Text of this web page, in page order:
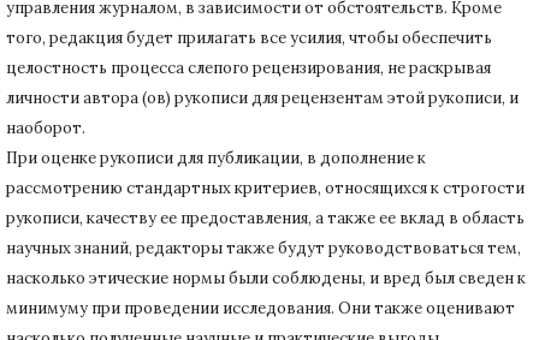
управления журналом, в зависимости от обстоятельств. Кроме
того, редакция будет прилагать все усилия, чтобы обеспечить
целостность процесса слепого рецензирования, не раскрывая
личности автора (ов) рукописи для рецензентам этой рукописи, и
наоборот.
При оценке рукописи для публикации, в дополнение к
рассмотрению стандартных критериев, относящихся к строгости
рукописи, качеству ее предоставления, а также ее вклад в область
научных знаний, редакторы также будут руководствоваться тем,
насколько этические нормы были соблюдены, и вред был сведен к
минимуму при проведении исследования. Они также оценивают